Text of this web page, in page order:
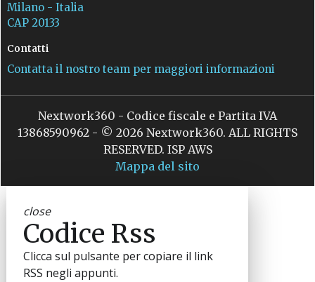
Milano - Italia
CAP 20133
Contatti
Contatta il nostro team per maggiori informazioni
Nextwork360 - Codice fiscale e Partita IVA
13868590962 - © 2026 Nextwork360. ALL RIGHTS
RESERVED. ISP AWS
Mappa del sito
close
Codice Rss
Clicca sul pulsante per copiare il link
RSS negli appunti.